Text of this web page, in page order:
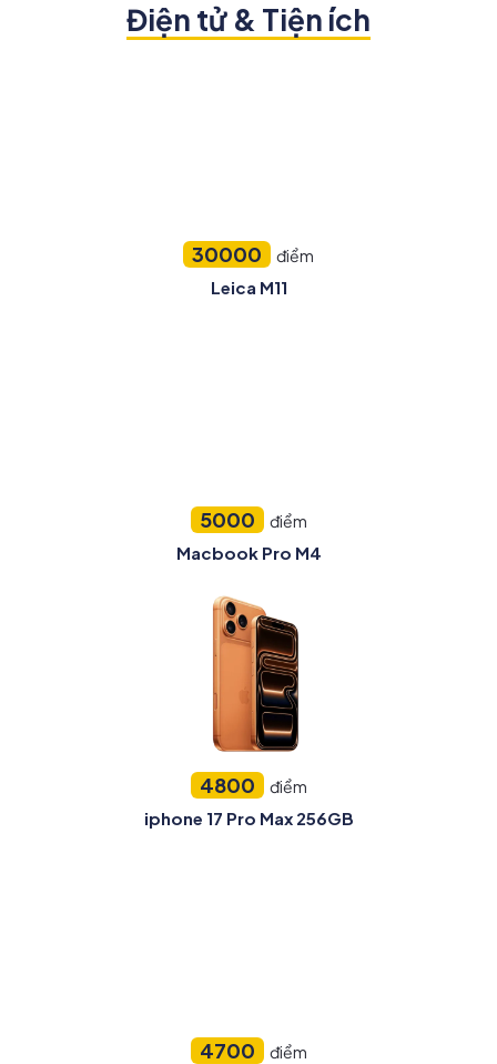
Điện tử & Tiện ích
30000 điểm
Leica M11
5000 điểm
Macbook Pro M4
4800 điểm
iphone 17 Pro Max 256GB
4700 điểm